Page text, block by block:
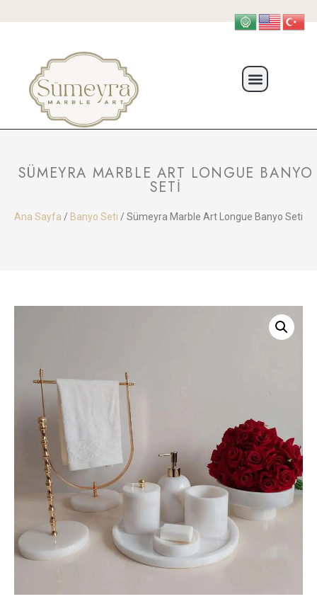
SÜMEYRA MARBLE ART LONGUE BANYO
SETI
Ana Sayfa / Banyo Seti / Sümeyra Marble Art Longue Banyo Seti